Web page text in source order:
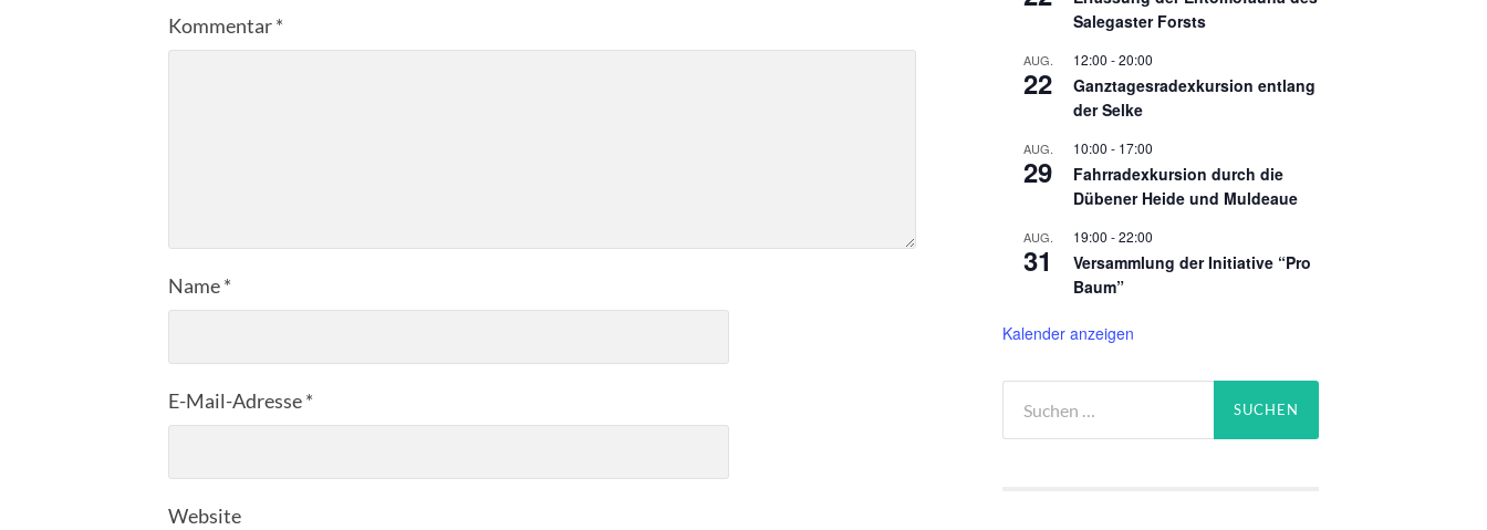
Kommentar*
Name*
E-Mail-Adresse*
Website
Salegaster Forsts
AUG.
22
12:00 -20:00
Ganztagesradexkursion entlang
der Selke
AUG.
29
10:00 - 17:00
Fahrradexkursion durch die
Dübener Heide und Muldeaue
AUG.
31
19:00 -22:00
Versammlung der Initiative “Pro
Baum”
Kalender anzeigen
nach: